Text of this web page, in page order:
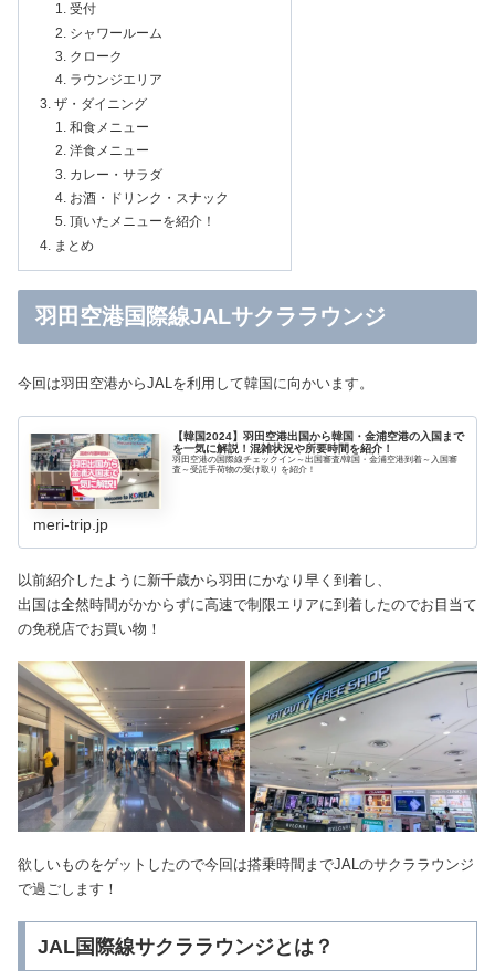
受付
シャワールーム
クローク
ラウンジエリア
ザ・ダイニング
和食メニュー
洋食メニュー
カレー・サラダ
お酒・ドリンク・スナック
頂いたメニューを紹介！
まとめ
羽田空港国際線JALサクララウンジ
今回は羽田空港からJALを利用して韓国に向かいます。
【韓国2024】羽田空港出国から韓国・金浦空港の入国まで
を一気に解説！混雑状況や所要時間を紹介！
羽田空港の国際線チェックイン～出国審査/韓国・金浦空港到着～入国審
査～受託手荷物の受け取り を紹介！
meri-trip.jp
以前紹介したように新千歳から羽田にかなり早く到着し、
出国は全然時間がかからずに高速で制限エリアに到着したのでお目当て
の免税店でお買い物！
欲しいものをゲットしたので今回は搭乗時間までJALのサクララウンジ
で過ごします！
JAL国際線サクララウンジとは？